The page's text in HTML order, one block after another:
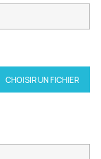
CHOISIR UN FICHIER